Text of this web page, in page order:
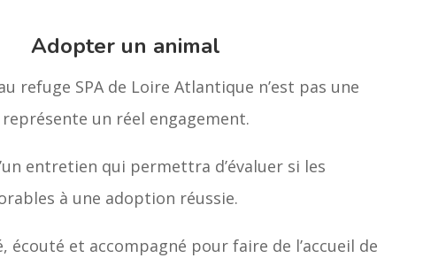
Adopter un animal
refuge SPA de Loire Atlantique n’est pas une
un réel engagement.
entretien qui permettra d’évaluer si les
à une adoption réussie.
écouté et accompagné pour faire de l’accueil de